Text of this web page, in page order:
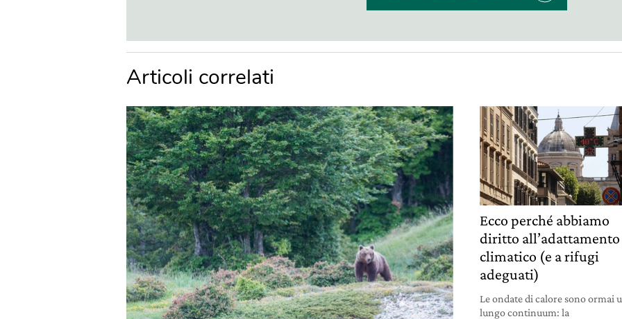
Articoli correlati
Ecco perché abbiamo
diritto all’adattamento
climatico (e a rifugi
adeguati)
Le ondate di calore sono ormai
lungo continuum: la